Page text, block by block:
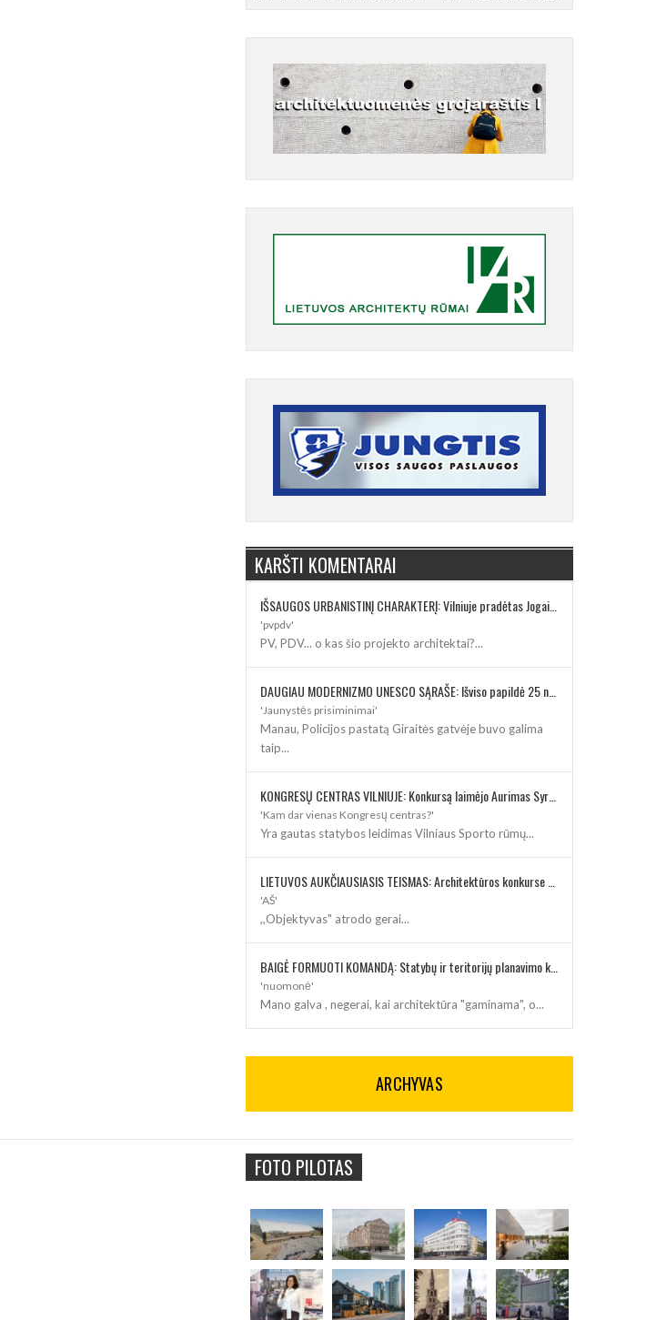
KARŠTI KOMENTARAI
IŠSAUGOS URBANISTINĮ CHARAKTERĮ: Vilniuje pradėtas Jogailos gatvės remontas
'pvpdv'
PV, PDV... o kas šio projekto architektai?...
DAUGIAU MODERNIZMO UNESCO SĄRAŠE: Išviso papildė 25 nauji paveldo objektai
'Jaunystės prisiminimai'
Manau, Policijos pastatą Giraitės gatvėje buvo galima
taip...
KONGRESŲ CENTRAS VILNIUJE: Konkursą laimėjo Aurimas Syrusas su „IMPLMNT architects“
'Kam dar vienas Kongresų centras?'
Yra gautas statybos leidimas Vilniaus Sporto rūmų...
LIETUVOS AUKČIAUSIASIS TEISMAS: Architektūros konkurse varžosi 8 rekonstrukcijos vizijos
'AŠ'
,,Objektyvas" atrodo gerai...
BAIGĖ FORMUOTI KOMANDĄ: Statybų ir teritorijų planavimo klausimus kuruos architektė
'nuomonė'
Mano galva , negerai, kai architektūra "gaminama", o...
ARCHYVAS
FOTO PILOTAS